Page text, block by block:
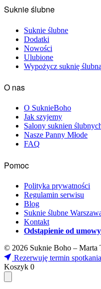
Suknie ślubne
Suknie ślubne
Dodatki
Nowości
Ulubione
Wypożycz suknię ślubną
O nas
O SuknieBoho
Jak szyjemy
Salony suknien
Nasze Panny Młode
FAQ
Pomoc
Polityka prywatności
Regulamin serwisu
Blog
Suknie ślubne
Kontakt
Odstąpienie od umowy
© 2026 Suknie Boho – Marta
Rezerwuję termin
Koszyk 0